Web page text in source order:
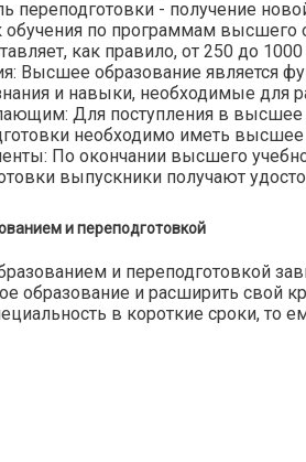
переподготовки - получение
обучения по программам высшего
как правило, от 250 до 1000
Высшее образование является
и навыки, необходимые для
Для поступления в высшее
необходимо иметь
По окончании высшего
выпускники получают
и переподготовкой
и переподготовкой
образование и расширить свой
в короткие сроки, то